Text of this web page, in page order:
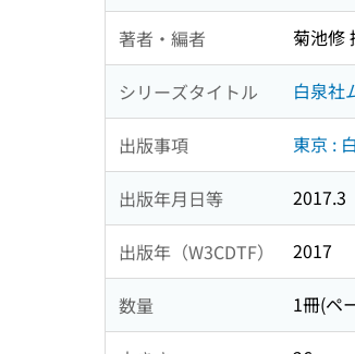
著者・編者 菊池修
シリーズタイトル 白泉社
出版事項 東京 :
出版年月日等 2017.3
出版年（W3CDTF） 2017
数量 1冊(ペ